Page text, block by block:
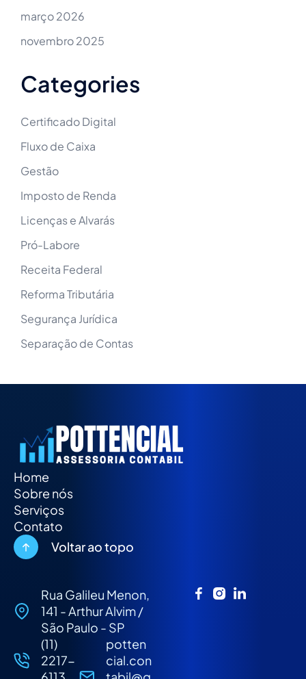
março 2026
novembro 2025
Categories
Certificado Digital
Fluxo de Caixa
Gestão
Imposto de Renda
Licenças e Alvarás
Pró-Labore
Receita Federal
Reforma Tributária
Segurança Jurídica
Separação de Contas
Home
Sobre nós
Serviços
Contato
Voltar ao topo
Rua Galileu Menon,
141 - Arthur Alvim /
São Paulo - SP
(11)
2217-
potten
cial.con